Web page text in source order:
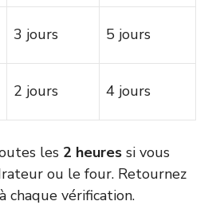
3 jours 5 jours
2 jours 4 jours
les 2 heures si vous
ou le four. Retournez
chaque vérification.